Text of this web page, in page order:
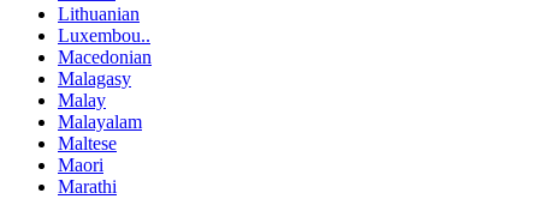
Lithuanian
Luxembou..
Macedonian
Malagasy
Malay
Malayalam
Maltese
Maori
Marathi